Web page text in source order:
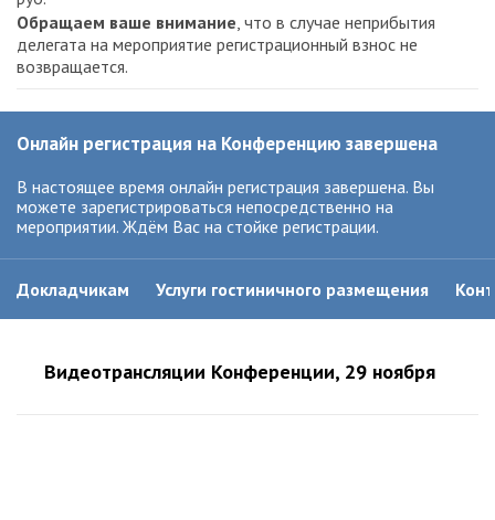
Получатель: ООО «Статус презенс контент»
Филиал № 7701 Банка ВТБ (ПАО), г. Москва
ИНН/КПП: 7701984958/770101001
БИК: 044525745
Назначение платежа: «Оргвзнос «FV-2019 ноябрь»
пометкой «Оргвзнос «FV-2019 ноябрь») следует выслать
по электронной почтеova@praesens.ru.
Обращаем ваше внимание,
что в случае неприбытия
делегата на мероприятие регистрационный взнос не
возвращается.
Обращаем ваше внимание, что в случае неприбытия
делегата на мероприятие регистрационный взнос не
возвращается.
Онлайн регистрация на Конференцию завершена
В настоящее время онлайн регистрация завершена. Вы
можете зарегистрироваться непосредственно на
мероприятии. Ждём Вас на стойке регистрации.
Докладчикам Услуги гостиничного размещения
Видеотрансляции Конференции, 29 ноября